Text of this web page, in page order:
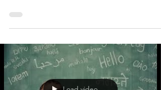
Inglês?